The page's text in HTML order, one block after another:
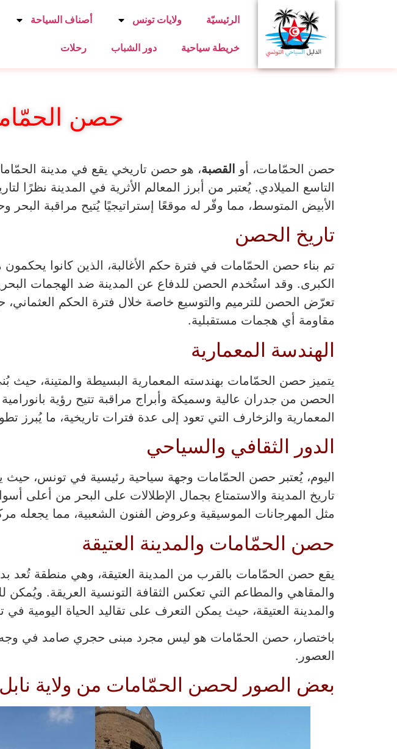
الرئيسيّة ولايات تونس أصناف السياحة
خريطة سياحية دور الشباب رحلات
حصن
حصن الحمّامات، أو القصبة، هو حصن تاريخي يقع في مدينة
التاسع الميلادي. يُعتبر من أبرز المعالم الأثرية في المدينة نظرًا
الأبيض المتوسط، مما وفّر له موقعًا إستراتيجيًا يُتيح مراقبة البحر
تاريخ الحصن
تم بناء حصن الحمّامات في فترة حكم الأغالبة، الذين كانوا
الكبرى. وقد استُخدم الحصن للدفاع عن المدينة ضد الهجمات
تعرّض الحصن للترميم والتوسيع خاصة خلال فترة الحكم
مقاومة أي هجمات مستقبلية.
الهندسة المعمارية
يتميز حصن الحمّامات بهندسته المعمارية البسيطة والمتينة،
الحصن من جدران عالية وسميكة وأبراج مراقبة تتيح رؤية
المعمارية والزخارف التي تعود إلى عدة فترات تاريخية، ما يُبرز
الدور الثقافي والسياحي
اليوم، يُعتبر حصن الحمّامات وجهة سياحية رئيسية في تونس،
تاريخ المدينة والاستمتاع بجمال الإطلالات على البحر من أعلى
مثل المهرجانات الموسيقية وعروض الفنون الشعبية، مما يجعله
حصن الحمّامات والمدينة العتيقة
يقع حصن الحمّامات بالقرب من المدينة العتيقة، وهي منطقة تُعد
والمقاهي والمطاعم التي تعكس الثقافة التونسية العريقة. ويُمكن
والمدينة العتيقة، حيث يمكن التعرف على تقاليد الحياة اليومية
باختصار، حصن الحمّامات هو ليس مجرد مبنى حجري صامد في وجه
العصور.
بعض الصور لحصن الحمّامات من ولاية نابل